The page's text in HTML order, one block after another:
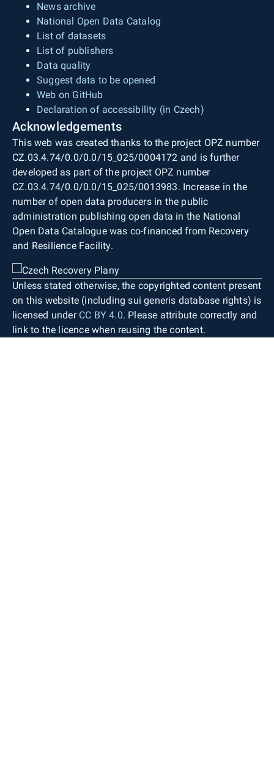
News archive
National Open Data Catalog
List of datasets
List of publishers
Data quality
Suggest data to be opened
Web on GitHub
Declaration of accessibility (in Czech)
Acknowledgements
This web was created thanks to the project OPZ number
CZ.03.4.74/0.0/0.0/15_025/0004172 and is further
developed as part of the project OPZ number
CZ.03.4.74/0.0/0.0/15_025/0013983. Increase in the
number of open data producers in the public
administration publishing open data in the National
Open Data Catalogue was co-financed from Recovery
and Resilience Facility.
Unless stated otherwise, the copyrighted content present
on this website (including sui generis database rights) is
licensed under CC BY 4.0. Please attribute correctly and
link to the licence when reusing the content.